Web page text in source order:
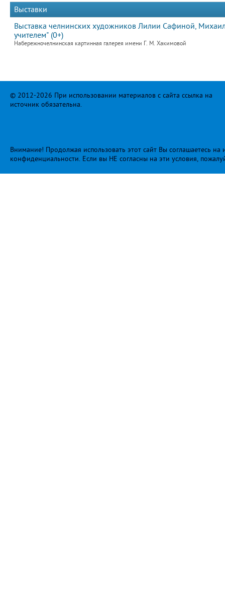
Выставки
Выставка челнинских художников Лилии Сафиной,
учителем" (0+)
Набережночелнинская картинная галерея имени Г. М. Хакимовой
© 2012-2026 При использовании материалов с сайта ссылка на
источник обязательна.
Внимание! Продолжая использовать этот сайт Вы соглашаетесь
конфиденциальности. Если вы НЕ согласны на эти условия,